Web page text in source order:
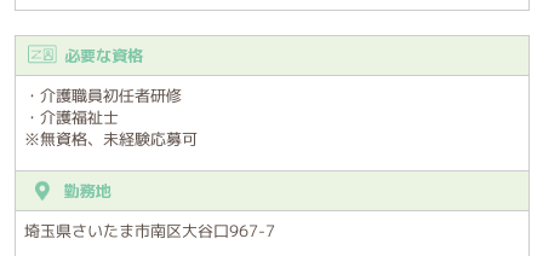
必要な資格
・介護職員初任者研修
・介護福祉士
※無資格、未経験応募可
勤務地
埼玉県さいたま市南区大谷口967-7